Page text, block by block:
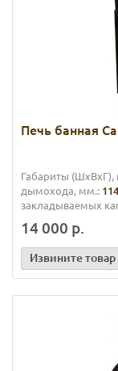
Печь банная
Габариты
дымохода, мм.: 114
закладываемых
14 000 р.
Извините